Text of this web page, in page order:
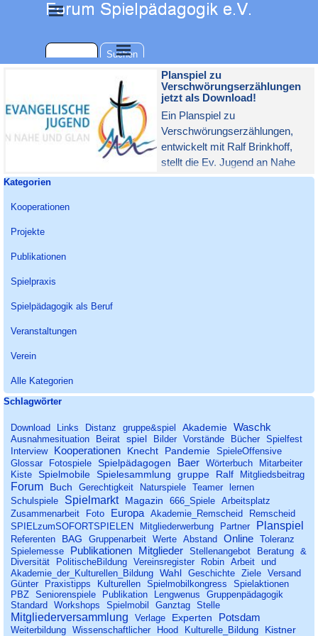
Direkt zum Seiteninhalt
Menü überspringen
Menü überspringen
Suchen
Planspiel zu
Verschwörungserzählungen
jetzt als Download!
Ein Planspiel zu
Verschwörungserzählungen,
entwickelt mit Ralf Brinkhoff,
stellt die Ev. Jugend an Nahe
und Glan kostenlos als
Block überspringen Kategorien
Kategorien
Kooperationen
Projekte
Publikationen
Spielpraxis
Spielpädagogik als Beruf
Veranstaltungen
Verein
Alle Kategorien
Block überspringen Schlagwörter
Schlagwörter
Download Links Distanz gruppe&spiel Akademie Waschk
Ausnahmesituation Beirat spiel Bilder Vorstände Bücher Spielfest
Interview
Kooperationen Knecht Pandemie SpieleOffensive
Glossar
Fotospiele Spielpädagogen Baer Wörterbuch
Mitarbeiter
Kiste Spielmobile Spielesammlung gruppe Ralf Mitgliedsbeitrag
Forum Buch Gerechtigkeit Naturspiele Teamer
lernen
Schulspiele
Spielmarkt Magazin 666_Spiele Arbeitsplatz
Zusammenarbeit
Foto Europa Akademie_Remscheid
Remscheid
SPIELzumSOFORTSPIELEN
Mitgliederwerbung Partner Planspiel
Referenten BAG Gruppenarbeit Werte Abstand Online Toleranz
Spielemesse
Publikationen Mitglieder Stellenangebot Beratung &
Diversität
PolitischeBildung Vereinsregister Robin Arbeit und
Akademie_der_Kulturellen_Bildung Wahl Geschichte Ziele Versand
Günter
Praxistipps Kulturellen Spielmobilkongress
Spielaktionen
PBZ Seniorenspiele Publikation Lengwenus
Gruppenpädagogik
Standard
Workshops Spielmobil Ganztag Stelle
Mitgliederversammlung Verlage Experten Potsdam
Weiterbildung Wissenschaftlicher Hood Kulturelle_Bildung Kistner